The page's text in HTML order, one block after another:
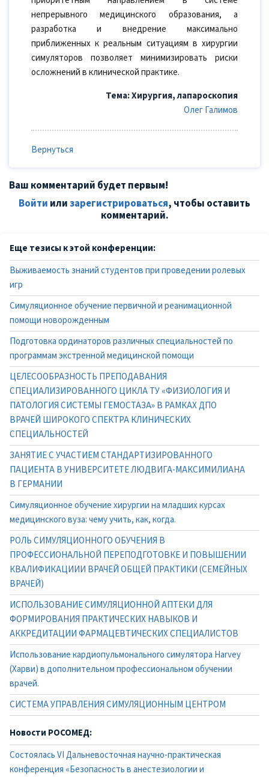
непрерывного медицинского образования, а
разработка и внедрение максимально
приближенных к реальным ситуациям в хирургии
симуляторов позволяет минимизировать риски
осложнений в клинической практике.
Тема: Хирургия, лапароскопия
Олег Галимов
Вернуться
Ваш комментарий будет первым!
Войти илизарегистрироваться, чтобы оставить
комментарий.
Еще тезисы к этой конференции:
Выживаемость знаний студентов при проведении ролевых
игр
Симуляционное обучение первичной и реанимационной
помощи новорожденным
Подготовка ординаторов различных специальностей по
программам экстренной медицинской помощи
ЦЕЛЕСООБРАЗНОСТЬ ПРЕПОДАВАНИЯ
СПЕЦИАЛИЗИРОВАННОГО ЦИКЛА ТУ «ФИЗИОЛОГИЯ И
ПАТОЛОГИЯ СИСТЕМЫ ГЕМОСТАЗА» В РАМКАХ ДПО
ВРАЧЕЙ ШИРОКОГО СПЕКТРА КЛИНИЧЕСКИХ
СПЕЦИАЛЬНОСТЕЙ
ЗАНЯТИЕ С УЧАСТИЕМ СТАНДАРТИЗИРОВАННОГО
ПАЦИЕНТА В УНИВЕРСИТЕТЕ ЛЮДВИГА-МАКСИМИЛИАНА
В ГЕРМАНИИ
Симуляционное обучение хирургии на младших курсах
медицинского вуза: чему учить, как, когда.
РОЛЬ СИМУЛЯЦИОННОГО ОБУЧЕНИЯ В
ПРОФЕССИОНАЛЬНОЙ ПЕРЕПОДГОТОВКЕ И ПОВЫШЕНИИ
КВАЛИФИКАЦИИИ ВРАЧЕЙ ОБЩЕЙ ПРАКТИКИ (СЕМЕЙНЫХ
ВРАЧЕЙ)
ИСПОЛЬЗОВАНИЕ СИМУЛЯЦИОННОЙ АПТЕКИ ДЛЯ
ФОРМИРОВАНИЯ ПРАКТИЧЕСКИХ НАВЫКОВ И
АККРЕДИТАЦИИ ФАРМАЦЕВТИЧЕСКИХ СПЕЦИАЛИСТОВ
Использование кардиопульмонального симулятора Harvey
(Харви) в дополнительном профессиональном обучении
врачей.
СИСТЕМА УПРАВЛЕНИЯ СИМУЛЯЦИОННЫМ ЦЕНТРОМ
Новости РОСОМЕД:
Состоялась VI Дальневосточная научно-практическая
конференция «Безопасность в анестезиологии и